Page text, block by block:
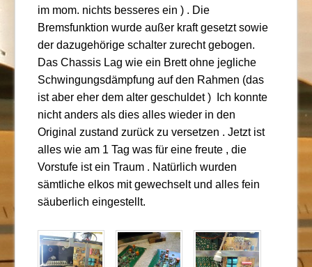
im mom. nichts besseres ein ) . Die
Bremsfunktion wurde außer kraft gesetzt sowie
der dazugehörige schalter zurecht gebogen.
Das Chassis Lag wie ein Brett ohne jegliche
Schwingungsdämpfung auf den Rahmen (das
ist aber eher dem alter geschuldet ) Ich konnte
nicht anders als dies alles wieder in den
Original zustand zurück zu versetzen . Jetzt ist
alles wie am 1 Tag was für eine freute , die
Vorstufe ist ein Traum . Natürlich wurden
sämtliche elkos mit gewechselt und alles fein
säuberlich eingestellt.